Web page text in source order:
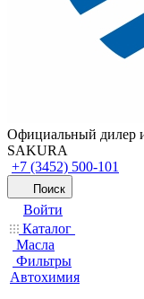
Официальный дилер
SAKURA
+7 (3452) 500-101
Поиск
Войти
Каталог
Масла
Фильтры
Автохимия